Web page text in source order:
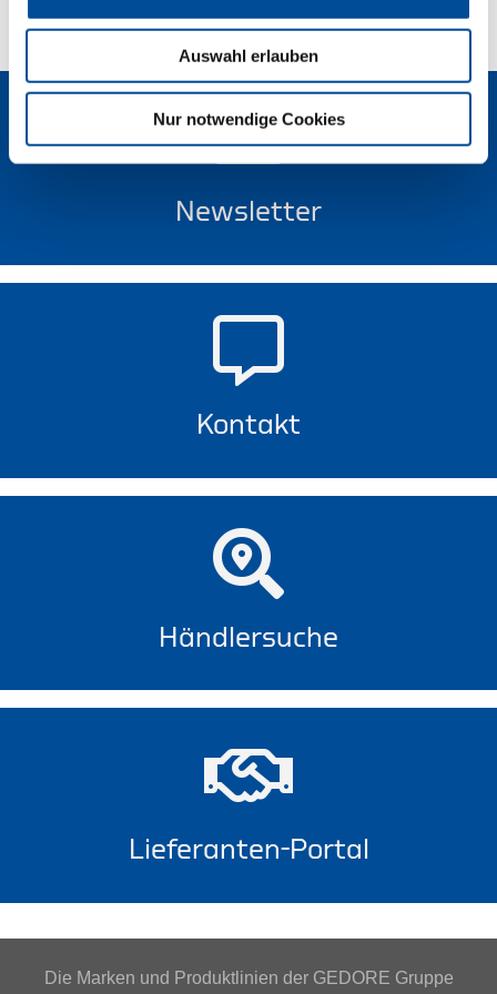
Auswahl erlauben
Nur notwendige Cookies
Newsletter
Kontakt
Händlersuche
Lieferanten-Portal
Die Marken und Produktlinien der GEDORE Gruppe